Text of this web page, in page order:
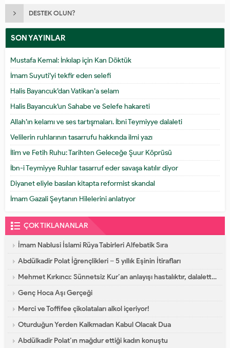
DESTEK OLUN?
SON YAYINLAR
Mustafa Kemal: İnkılap için Kan Döktük
İmam Suyuti’yi tekfir eden selefi
Halis Bayancuk’dan Vatikan’a selam
Halis Bayancuk’un Sahabe ve Selefe hakareti
Allah’ın kelamı ve ses tartışmaları. İbni Teymiyye dalaleti
Velilerin ruhlarının tasarrufu hakkında ilmi yazı
İlim ve Fetih Ruhu: Tarihten Geleceğe Şuur Köprüsü
İbn-i Teymiyye Ruhlar tasarruf eder savaşa katılır diyor
Diyanet eliyle basılan kitapta reformist skandal
İmam Gazali Şeytanın Hilelerini anlatıyor
ÇOK TIKLANANLAR
İmam Nablusi İslami Rüya Tabirleri Alfebatik Sıra
Abdülkadir Polat İğrençlikleri – 5 yıllık Eşinin İtirafları
Mehmet Kırkıncı: Sünnetsiz Kur’an anlayışı hastalıktır, dalalettir!
Genç Hoca Aşı Gerçeği
Merci ve Toffifee çikolataları alkol içeriyor!
Oturduğun Yerden Kalkmadan Kabul Olacak Dua
Abdülkadir Polat’ın mağdur ettiği kadın konuştu